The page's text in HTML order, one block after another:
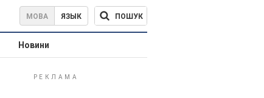
МОВА ЯЗЫК ПОШУК
Новини